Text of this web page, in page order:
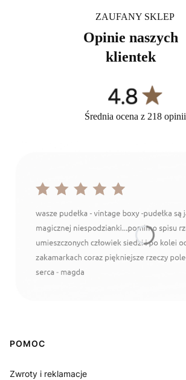
ZAUFANY SKLEP
Opinie naszych
klientek
Średnia ocena z 218 opinii
Linki w stopce
POMOC
Zwroty i reklamacje